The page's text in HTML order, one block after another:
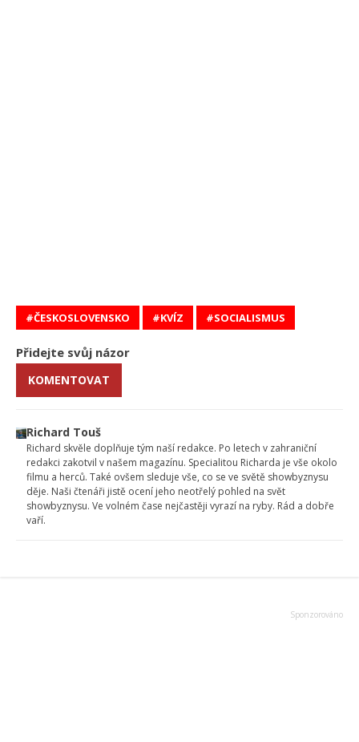
ČESKOSLOVENSKO KVÍZ SOCIALISMUS
Přidejte svůj názor
KOMENTOVAT
Richard Touš
Richard skvěle doplňuje tým naší redakce. Po letech v zahraniční
redakci zakotvil v našem magazínu. Specialitou Richarda je vše okolo
filmu a herců. Také ovšem sleduje vše, co se ve světě showbyznysu
děje. Naši čtenáři jistě ocení jeho neotřelý pohled na svět
showbyznysu. Ve volném čase nejčastěji vyrazí na ryby. Rád a dobře
vaří.